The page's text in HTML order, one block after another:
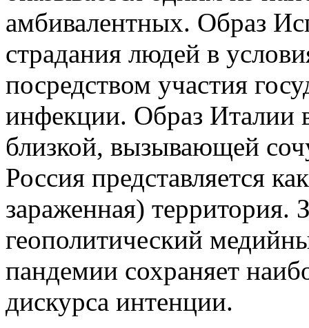
амбивалентных. Образ
страдания людей в
посредством участия
инфекции. Образ Италии
близкой, вызывающей
Россия представляется
зараженная) территория.
геополитический
пандемии сохраняет
дискурса интенции.